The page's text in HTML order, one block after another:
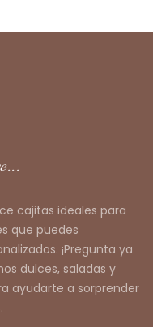
cajitas ideales para
que puedes
¡Pregunta ya
dulces, saladas y
ayudarte a sorprender